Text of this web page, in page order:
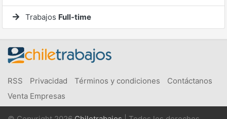
Trabajos Full-time
RSS Privacidad Términos y condiciones
Contáctanos
Venta Empresas